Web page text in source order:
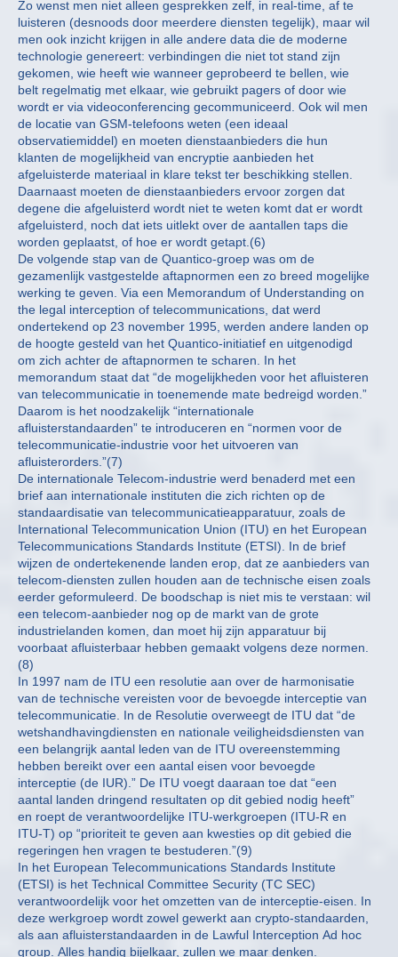
Zo wenst men niet alleen gesprekken zelf, in real-time, af te
luisteren (desnoods door meerdere diensten tegelijk), maar wil
men ook inzicht krijgen in alle andere data die de moderne
technologie genereert: verbindingen die niet tot stand zijn
gekomen, wie heeft wie wanneer geprobeerd te bellen, wie
belt regelmatig met elkaar, wie gebruikt pagers of door wie
wordt er via videoconferencing gecommuniceerd. Ook wil men
de locatie van GSM-telefoons weten (een ideaal
observatiemiddel) en moeten dienstaanbieders die hun
klanten de mogelijkheid van encryptie aanbieden het
afgeluisterde materiaal in klare tekst ter beschikking stellen.
Daarnaast moeten de dienstaanbieders ervoor zorgen dat
degene die afgeluisterd wordt niet te weten komt dat er wordt
afgeluisterd, noch dat iets uitlekt over de aantallen taps die
worden geplaatst, of hoe er wordt getapt.(6)
De volgende stap van de Quantico-groep was om de
gezamenlijk vastgestelde aftapnormen een zo breed mogelijke
werking te geven. Via een Memorandum of Understanding on
the legal interception of telecommunications, dat werd
ondertekend op 23 november 1995, werden andere landen op
de hoogte gesteld van het Quantico-initiatief en uitgenodigd
om zich achter de aftapnormen te scharen. In het
memorandum staat dat “de mogelijkheden voor het afluisteren
van telecommunicatie in toenemende mate bedreigd worden.”
Daarom is het noodzakelijk “internationale
afluisterstandaarden” te introduceren en “normen voor de
telecommunicatie-industrie voor het uitvoeren van
afluisterorders.”(7)
De internationale Telecom-industrie werd benaderd met een
brief aan internationale instituten die zich richten op de
standaardisatie van telecommunicatieapparatuur, zoals de
International Telecommunication Union (ITU) en het European
Telecommunications Standards Institute (ETSI). In de brief
wijzen de ondertekenende landen erop, dat ze aanbieders van
telecom-diensten zullen houden aan de technische eisen zoals
eerder geformuleerd. De boodschap is niet mis te verstaan: wil
een telecom-aanbieder nog op de markt van de grote
industrielanden komen, dan moet hij zijn apparatuur bij
voorbaat afluisterbaar hebben gemaakt volgens deze normen.
(8)
In 1997 nam de ITU een resolutie aan over de harmonisatie
van de technische vereisten voor de bevoegde interceptie van
telecommunicatie. In de Resolutie overweegt de ITU dat “de
wetshandhavingdiensten en nationale veiligheidsdiensten van
een belangrijk aantal leden van de ITU overeenstemming
hebben bereikt over een aantal eisen voor bevoegde
interceptie (de IUR).” De ITU voegt daaraan toe dat “een
aantal landen dringend resultaten op dit gebied nodig heeft”
en roept de verantwoordelijke ITU-werkgroepen (ITU-R en
ITU-T) op “prioriteit te geven aan kwesties op dit gebied die
regeringen hen vragen te bestuderen.”(9)
In het European Telecommunications Standards Institute
(ETSI) is het Technical Committee Security (TC SEC)
verantwoordelijk voor het omzetten van de interceptie-eisen. In
deze werkgroep wordt zowel gewerkt aan crypto-standaarden,
als aan afluisterstandaarden in de Lawful Interception Ad hoc
group. Alles handig bijelkaar, zullen we maar denken.